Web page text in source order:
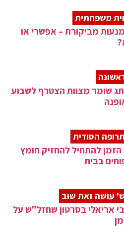
משפחתית
מביקורת – אפשרי או
שומר מצוות הצטרף לשבוע
הסודית
הזמן להתחיל להחזיק חומץ
בבית
עושה זאת שוב
אריאלי בסרטון שחזל"ש על